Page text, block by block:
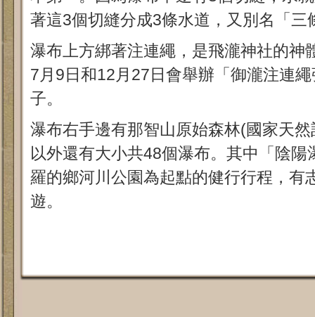
著這3個切縫分成3條水道，又別名「三
瀑布上方綁著注連繩，是飛瀧神社的神
7月9日和12月27日會舉辦「御瀧注連
子。
瀑布右手邊有那智山原始森林(國家天
以外還有大小共48個瀑布。其中「陰
羅的鄉河川公園為起點的健行行程，有
遊。